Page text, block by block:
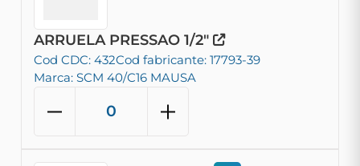
ARRUELA PRESSAO 1/2"
Cod CDC: 432Cod fabricante: 17793-39
Marca: SCM 40/C16 MAUSA